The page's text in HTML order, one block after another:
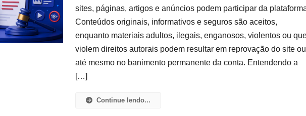
sites, páginas, artigos e anúncios podem participar da
Conteúdos originais, informativos e seguros são aceitos,
enquanto materiais adultos, ilegais, enganosos, violentos ou
violem direitos autorais podem resultar em reprovação do site ou
até mesmo no banimento permanente da conta. Entendendo a
[…]
Continue lendo...